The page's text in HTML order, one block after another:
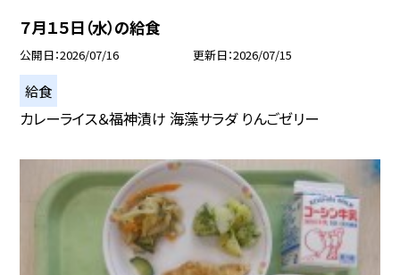
７月１５日（水）の給食
公開日 2026/07/16 更新日 2026/07/15
給食
カレーライス＆福神漬け 海藻サラダ りんごゼリー